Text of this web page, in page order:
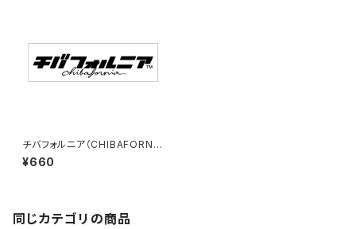
チバフォルニア（CHIBAFORNI
A）ステッカーE（大）（White）
¥660
同じカテゴリの商品